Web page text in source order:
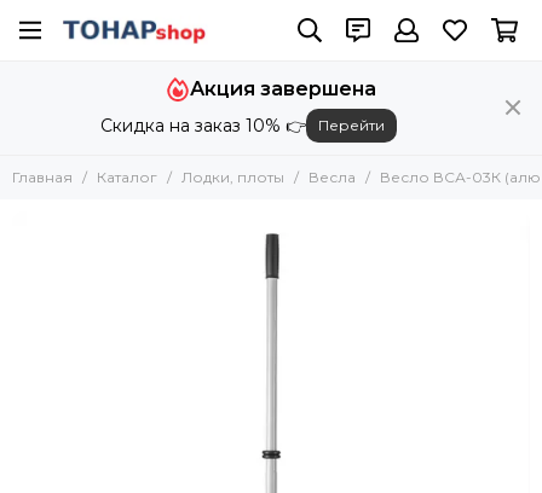
Лодки, плоты
Лодки Тонар
Якоря
Скидка на заказ 10% 👉
Акция завершена
Перейти
Главная Каталог Лодки, плоты Весла Весло ВСА-03К